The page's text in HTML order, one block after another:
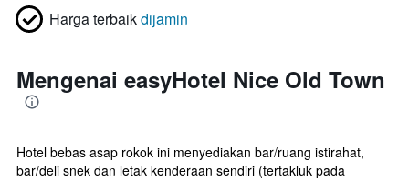
Harga terbaikdijamin
Mengenai easyHotel Nice Old Town
Hotel bebas asap rokok ini menyediakan bar/ruang istirahat,
bar/deli snek dan letak kenderaan sendiri (tertakluk pada